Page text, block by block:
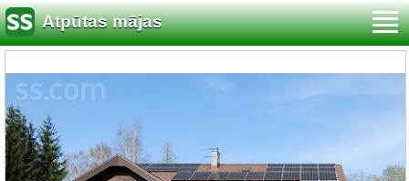
Atpūtas mājas